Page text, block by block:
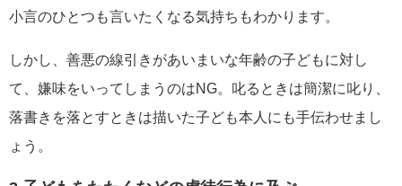
小言のひとつも言いたくなる気持ちもわかります。
しかし、善悪の線引きがあいまいな年齢の子どもに対し
て、嫌味をいってしまうのはNG。叱るときは簡潔に叱り、
落書きを落とすときは描いた子ども本人にも手伝わせまし
ょう。